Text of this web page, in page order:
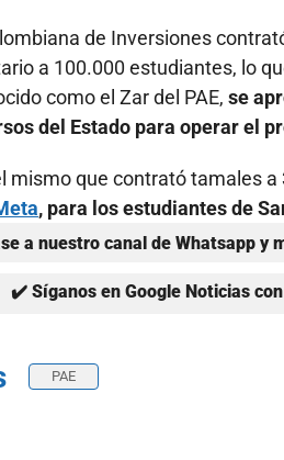
de Inversiones
a 100.000 estudiantes, lo
como el Zar del PAE, se
del Estado para operar el
mismo que contrató tamales
, para los estudiantes de
a nuestro canal de Whatsapp y
✔️ Síganos en Google Noticias
PAE